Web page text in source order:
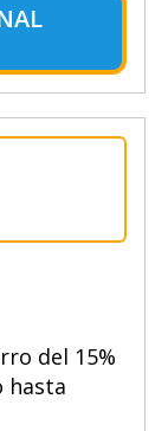
del 15%
hasta